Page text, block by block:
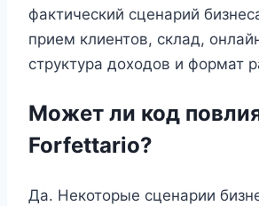
фактический сценарий
прием клиентов, склад,
структура доходов и формат
Может ли код
Forfettario?
Да. Некоторые сценарии